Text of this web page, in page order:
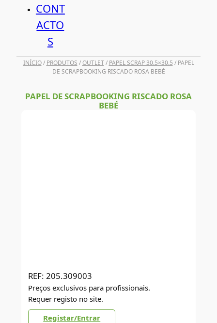
CONT
ACTO
S
INÍCIO/ PRODUTOS /OUTLET/ PAPEL SCRAP 30.5×30.5 / PAPEL
DE SCRAPBOOKING RISCADO ROSA BEBÉ
PAPEL DE SCRAPBOOKING RISCADO ROSA
BEBÉ
REF: 205.309003
Preços exclusivos para profissionais.
Requer registo no site.
Registar/Entrar